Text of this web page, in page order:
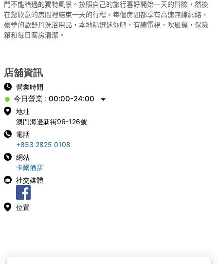
門不能錯過的獨特風景。按照自己的旅行喜好開始一天的冒險，然後
在您欣意的房間裡結束一天的行程。每個房間都享有高速無線網絡，
豪華的歐舒丹洗浴用品，本地精選迷你吧，有線電視，吹風機，保險
箱和每日客房清潔。
店舖資訊
營業時間
今日營業 : 00:00-24:00
地址
澳門海邊新街96-126號
電話
+853 2825 0108
網站
卡爾酒店
社交媒體
位置